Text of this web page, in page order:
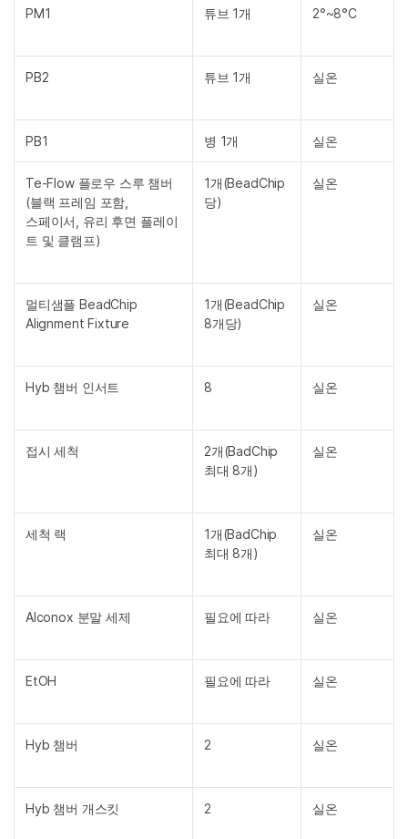
PM1 튜브 1개 2°~8°C
PB2 튜브 1개 실온
PB1 병 1개 실온
Te-Flow 플로우 스루 챔버
(블랙 프레임 포함,
스페이서, 유리 후면 플레이
트 및 클램프)
1개(BeadChip
당)
실온
멀티샘플 BeadChip
Alignment Fixture
1개(BeadChip
8개당)
실온
Hyb 챔버 인서트 8 실온
접시 세척
2개(BadChip
최대 8개)
실온
세척 랙
1개(BadChip
최대 8개)
실온
Alconox 분말 세제 필요에 따라 실온
EtOH 필요에 따라 실온
Hyb 챔버 2 실온
Hyb 챔버 개스킷 2 실온